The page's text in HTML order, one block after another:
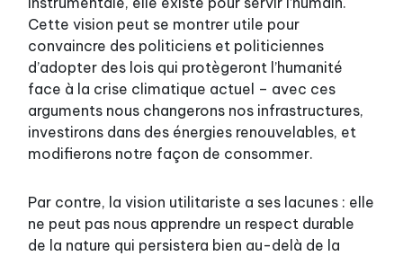
Cette vision peut se montrer utile pour
convaincre des politiciens et politiciennes
d’adopter des lois qui protègeront l’humanité
face à la crise climatique actuel – avec ces
arguments nous changerons nos infrastructures,
investirons dans des énergies renouvelables, et
modifierons notre façon de consommer.
Par contre, la vision utilitariste a ses lacunes : elle
ne peut pas nous apprendre un respect durable
de la nature qui persistera bien au-delà de la